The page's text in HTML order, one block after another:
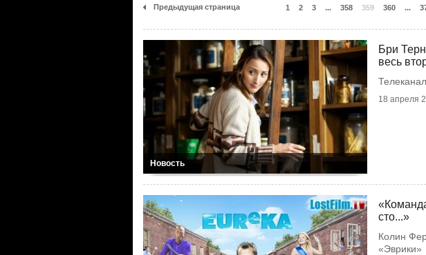
Предыдущая страница 1 2 3 ... 358 359 360 ...
Новость
Бри
весь
18 апреля
сто...»
Колин
«Эврики»